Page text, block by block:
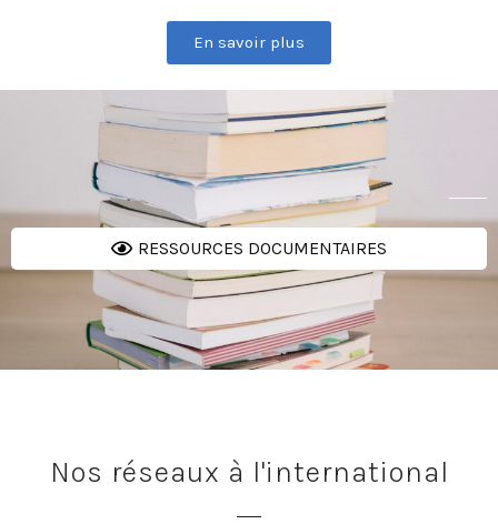
En savoir plus
RESSOURCES DOCUMENTAIRES
Nos réseaux à l'international